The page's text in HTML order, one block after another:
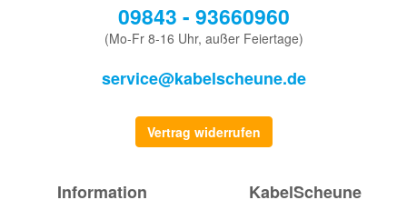
09843 - 93660960
(Mo-Fr 8-16 Uhr, außer Feiertage)
service@kabelscheune.de
Vertrag widerrufen
Information KabelScheune